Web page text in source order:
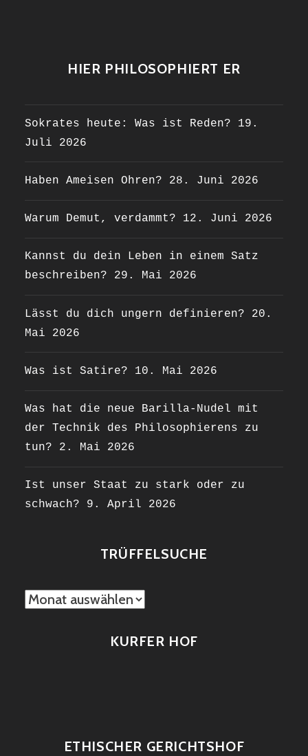
HIER PHILOSOPHIERT ER
Sokrates heute: Was ist Reden?
19.
Juli 2026
Haben Ameisen Ohren? 28. Juni 2026
Warum Demut, verdammt? 12. Juni 2026
Kannst du dein Leben in einem Satz
beschreiben?
29. Mai 2026
Lässt du dich ungern definieren?
20.
Mai 2026
Was ist Satire? 10. Mai 2026
Was hat die neue Barilla-Nudel mit
der Technik des Philosophierens zu
tun?
2. Mai 2026
Ist unser Staat zu stark oder zu
schwach?
9. April 2026
TRÜFFELSUCHE
TRÜFFELSUCHE
KURFER HOF
ETHISCHER GERICHTSHOF